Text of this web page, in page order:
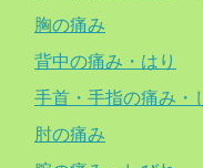
胸の痛み
背中の痛み・はり
手首・手指の痛み・
肘の痛み